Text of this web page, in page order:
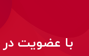
با عضویت در